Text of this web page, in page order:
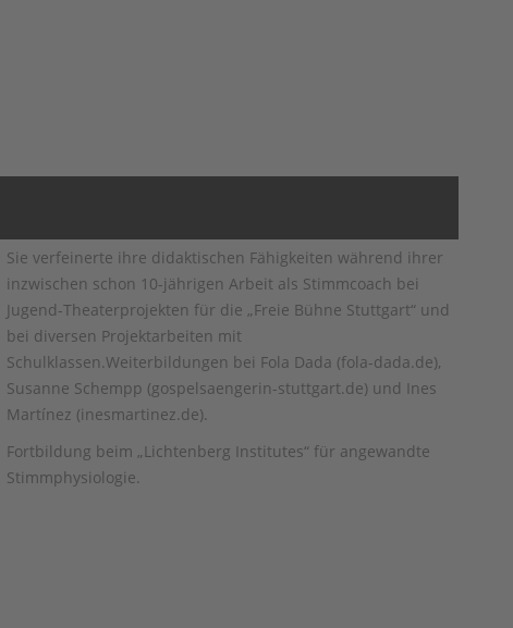
Sie verfeinerte ihre didaktischen Fähigkeiten während ihrer
inzwischen schon 10-jährigen Arbeit als Stimmcoach bei
Jugend-Theaterprojekten für die „Freie Bühne Stuttgart“ und
bei diversen Projektarbeiten mit
Schulklassen.Weiterbildungen bei Fola Dada (fola-dada.de),
Susanne Schempp (gospelsaengerin-stuttgart.de) und Ines
Martínez (inesmartinez.de).
Fortbildung beim „Lichtenberg Institutes“ für angewandte
Stimmphysiologie.